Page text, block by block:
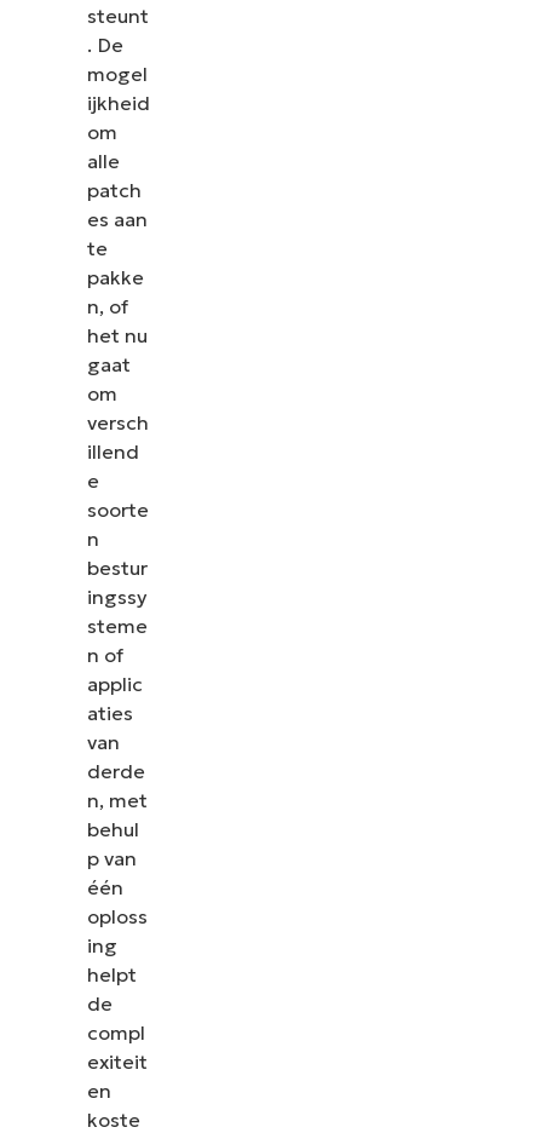
steunt
. De
mogel
ijkheid
om
alle
patch
es aan
te
pakke
n, of
het nu
gaat
om
versch
illend
e
soorte
n
bestur
ingssy
steme
n of
applic
aties
van
derde
n, met
behul
p van
één
oploss
ing
helpt
de
compl
exiteit
en
koste